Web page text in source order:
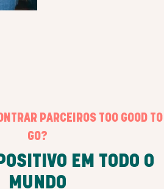
PARCEIROS TOO GOOD TO
GO?
EM TODO O
MUNDO